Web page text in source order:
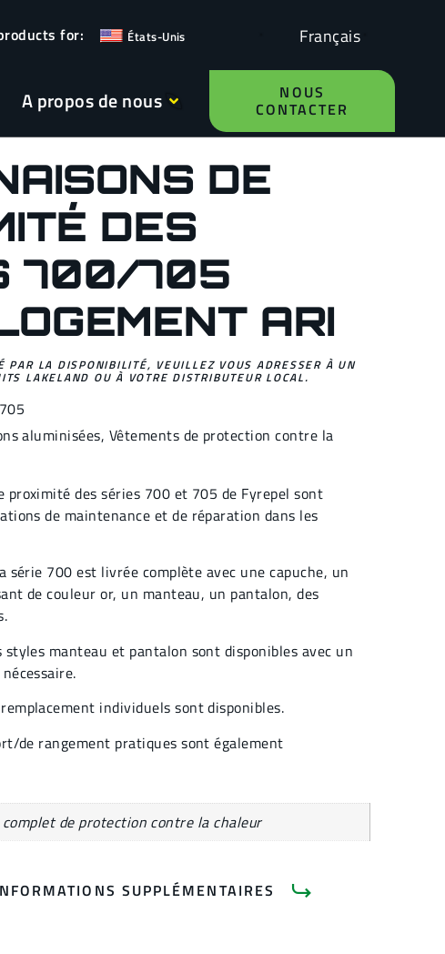
États-Unis Français
A propos de nous NOUS
CONTACTER
DE
DES
700/705
ARI
PAR LA DISPONIBILITÉ, VEUILLEZ VOUS ADRESSER À UN
LAKELAND OU À VOTRE DISTRIBUTEUR LOCAL.
aluminisées, Vêtements de protection contre la
proximité des séries 700 et 705 de Fyrepel sont
de maintenance et de réparation dans les
série 700 est livrée complète avec une capuche, un
de couleur or, un manteau, un pantalon, des
styles manteau et pantalon sont disponibles avec un
individuels sont disponibles.
de rangement pratiques sont également
de protection contre la chaleur
SUPPLÉMENTAIRES